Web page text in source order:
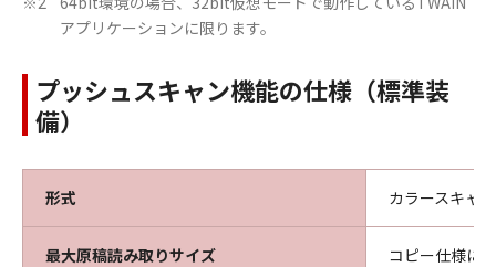
アプリケーションに限ります。
プッシュスキャン機能の仕様（標準装
備）
形式 カラースキャ
最大原稿読み取りサイズ コピー仕様に